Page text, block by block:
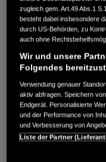
Bauart
Weimarische Straße 17
99099 Erfurt
RUFEN SIE UNS AN:
0361-4210958
Route planen
zugleich gem. Art.49 Abs.1
besteht dabei insbesondere
durch US-Behörden, zu
auch ohne
Wir und unsere
Folgendes
Verwendung genauer
aktiv abfragen. Speichern
Endgerät. Personalisierte
und der Performance von
und Verbesserung von
Liste der Partner